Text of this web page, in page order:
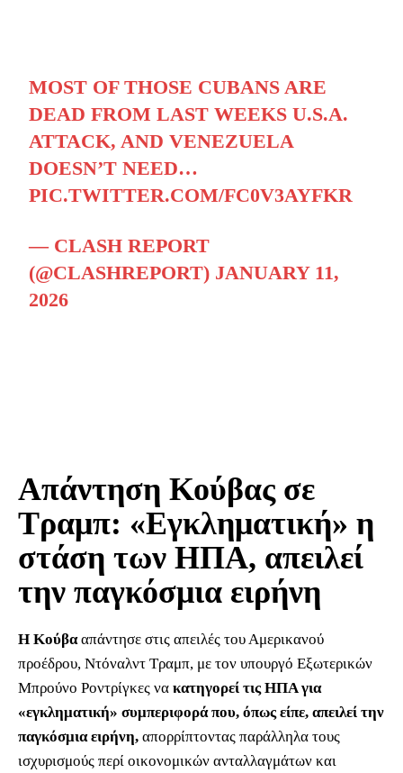
MOST OF THOSE CUBANS ARE
DEAD FROM LAST WEEKS U.S.A.
ATTACK, AND VENEZUELA
DOESN’T NEED…
PIC.TWITTER.COM/FC0V3AYFKR
— CLASH REPORT
(@CLASHREPORT) JANUARY 11,
2026
Απάντηση Κούβας σε
Τραμπ: «Εγκληματική» η
στάση των ΗΠΑ, απειλεί
την παγκόσμια ειρήνη
Η Κούβααπάντησε στις απειλές του Αμερικανού
προέδρου, Ντόναλντ Τραμπ, με τον υπουργό Εξωτερικών
Μπρούνο Ροντρίγκες να κατηγορεί τις ΗΠΑ για
«εγκληματική» συμπεριφορά που, όπως είπε, απειλεί την
παγκόσμια ειρήνη, απορρίπτοντας παράλληλα τους
ισχυρισμούς περί οικονομικών ανταλλαγμάτων και